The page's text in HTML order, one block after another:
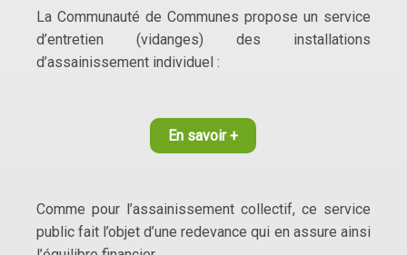
La Communauté de Communes propose un service
d’entretien (vidanges) des installations
d’assainissement individuel :
En savoir +
Comme pour l’assainissement collectif, ce service
public fait l’objet d’une redevance qui en assure ainsi